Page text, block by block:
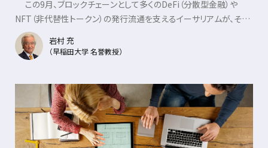
この9月、ブロックチェーンとして多くのDeFi（分散型金融）や
NFT（非代替性トークン）の発行流通を支えるイーサリアムが、その
認証方式をPOW（P......
岩村 充
（早稲田大学 名誉教授）